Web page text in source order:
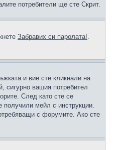
потребители ще сте Скрит.
Забравих си паролата!.
и вие сте кликнали на
сигурно вашия потребител
След като сте се
получили мейл с инструкции.
с форумите. Ако сте